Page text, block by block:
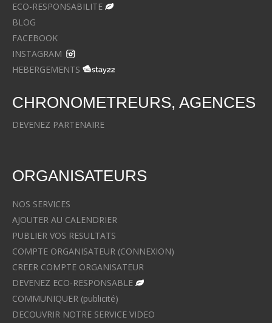
ECO-RESPONSABILITE
BLOG
FACEBOOK
INSTAGRAM
HEBERGEMENTS
CHRONOMETREURS, AGENCES
DEVENEZ PARTENAIRE
ORGANISATEURS
NOS SERVICES
AJOUTER AU CALENDRIER
PUBLIER VOS RESULTATS
COMPTE ORGANISATEUR (CONNEXION)
CREER COMPTE ORGANISATEUR
DEVENEZ ECO-RESPONSABLE
COMMUNIQUER (publicité)
DECOUVRIR NOTRE SERVICE VIDEO